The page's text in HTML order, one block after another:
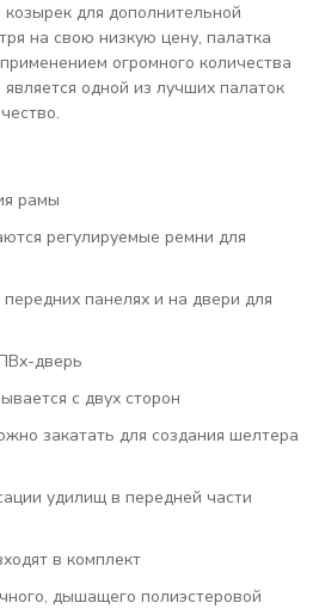
для дополнительной
на свою низкую цену, палатка
огромного количества
одной из лучших палаток
рамы
регулируемые ремни для
панелях и на двери для
дверь
с двух сторон
закатать для создания шелтера
удилищ в передней части
в комплект
дышащего полиэстеровой